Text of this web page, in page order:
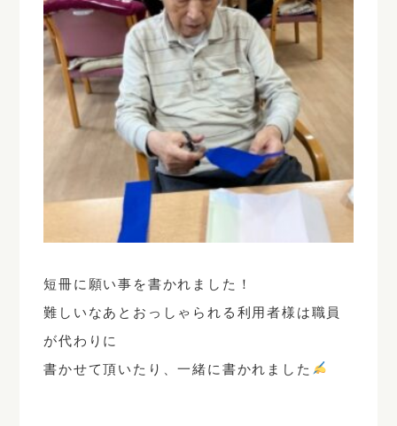
短冊に願い事を書かれました！
難しいなあとおっしゃられる利用者様は職員
が代わりに
書かせて頂いたり、一緒に書かれました